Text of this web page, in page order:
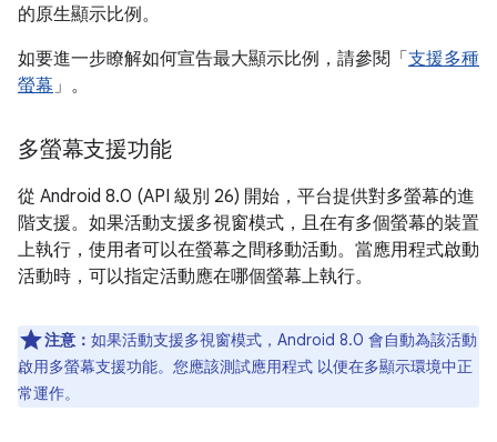
的原生顯示比例。
如要進一步瞭解如何宣告最大顯示比例，請參閱「 支援多種
螢幕」。
多螢幕支援功能
從 Android 8.0 (API 級別 26) 開始，平台提供對多螢幕的進
階支援。如果活動支援多視窗模式，且在有多個螢幕的裝置
上執行，使用者可以在螢幕之間移動活動。當應用程式啟動
活動時，可以指定活動應在哪個螢幕上執行。
注意： 如果活動支援多視窗模式，Android 8.0 會自動為該活動
啟用多螢幕支援功能。您應該測試應用程式 以便在多顯示環境中正
常運作。